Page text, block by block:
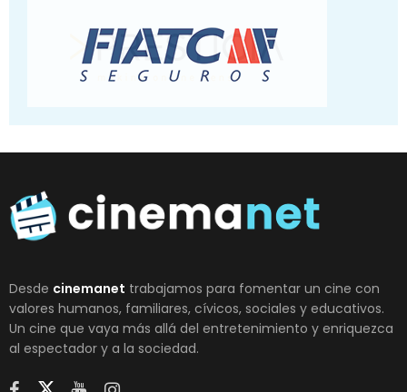
Desde cinemanet trabajamos para fomentar un cine con
valores humanos, familiares, cívicos, sociales y educativos.
Un cine que vaya más allá del entretenimiento y enriquezca
al espectador y a la sociedad.